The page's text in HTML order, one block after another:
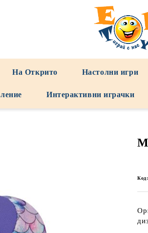
На Открито Настолни игри
Интерактивни играчки
Код: